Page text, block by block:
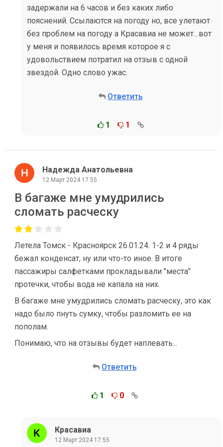
задержали на 6 часов и без каких либо
пояснений. Ссылаются на погоду но, все улетают
без проблем на погоду а Красавиа не может…вот
у меня и появилось время которое я с
удовольствием потратил на отзыв с одной
звездой. Одно слово ужас.
Ответить
1 1
Надежда Анатольевна
12 Март 2024 17:55
В багаже мне умудрились
сломать расческу
Летела Томск - Красноярск 26.01.24. 1-2 и 4 ряды
бежал конденсат, ну или что-то иное. В итоге
пассажиры салфетками прокладывали "места"
протечки, чтобы вода не капала на них.
В багаже мне умудрились сломать расческу, это как
надо было пнуть сумку, чтобы разломить ее на
пополам.
Понимаю, что на отзывы будет наплевать...
Ответить
1 0
Красавиа
12 Март 2024 17:55